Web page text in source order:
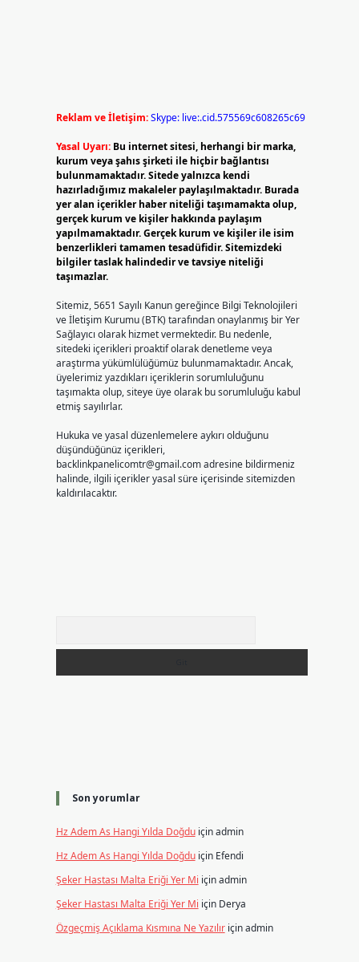
Reklam ve İletişim:Skype: live:.cid.575569c608265c69
Yasal Uyarı: Bu internet sitesi, herhangi bir marka,
kurum veya şahıs şirketi ile hiçbir bağlantısı
bulunmamaktadır. Sitede yalnızca kendi
hazırladığımız makaleler paylaşılmaktadır. Burada
yer alan içerikler haber niteliği taşımamakta olup,
gerçek kurum ve kişiler hakkında paylaşım
yapılmamaktadır. Gerçek kurum ve kişiler ile isim
benzerlikleri tamamen tesadüfidir. Sitemizdeki
bilgiler taslak halindedir ve tavsiye niteliği
taşımazlar.
Sitemiz, 5651 Sayılı Kanun gereğince Bilgi Teknolojileri
ve İletişim Kurumu (BTK) tarafından onaylanmış bir Yer
Sağlayıcı olarak hizmet vermektedir. Bu nedenle,
sitedeki içerikleri proaktif olarak denetleme veya
araştırma yükümlülüğümüz bulunmamaktadır. Ancak,
üyelerimiz yazdıkları içeriklerin sorumluluğunu
taşımakta olup, siteye üye olarak bu sorumluluğu kabul
etmiş sayılırlar.
Hukuka ve yasal düzenlemelere aykırı olduğunu
düşündüğünüz içerikleri,
backlinkpanelicomtr@gmail.comadresine bildirmeniz
halinde, ilgili içerikler yasal süre içerisinde sitemizden
kaldırılacaktır.
Son yorumlar
Hz Adem As Hangi Yılda Doğduiçinadmin
Hz Adem As Hangi Yılda Doğduiçin Efendi
Şeker Hastası Malta Eriği Yer Mi içinadmin
Şeker Hastası Malta Eriği Yer Mi için Derya
Özgeçmiş Açıklama Kısmına Ne Yazılıriçinadmin